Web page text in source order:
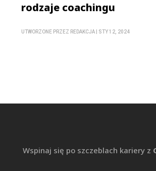
rodzaje coachingu
UTWORZONE PRZEZ REDAKCJA STY 12, 2024
Wspinaj się po szczeblach kariery z